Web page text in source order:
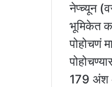
नेप्च्यून
भूमिकेत
पोहोचणं
179 अंश